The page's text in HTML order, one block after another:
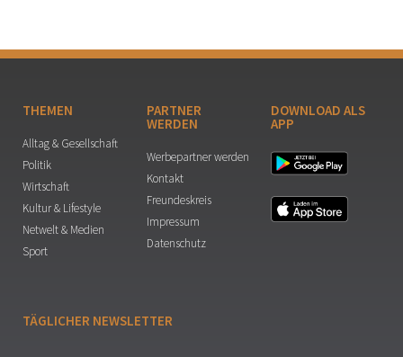
THEMEN
Alltag & Gesellschaft
Politik
Wirtschaft
Kultur & Lifestyle
Netwelt & Medien
Sport
PARTNER
WERDEN
Werbepartner werden
Kontakt
Freundeskreis
Impressum
Datenschutz
DOWNLOAD ALS
APP
TÄGLICHER NEWSLETTER